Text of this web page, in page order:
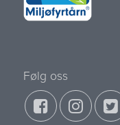
Følg oss